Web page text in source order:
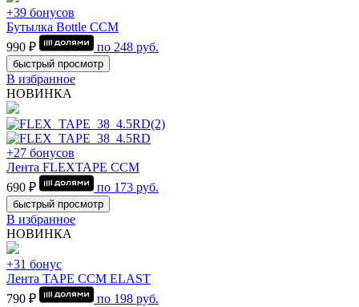
+39 бонусов
Бутылка Bottle CCM
990 ₽
по 248 руб.
быстрый просмотр
В избранное
НОВИНКА
+27 бонусов
Лента FLEXTAPE CCM
690 ₽
по 173 руб.
быстрый просмотр
В избранное
НОВИНКА
+31 бонус
Лента TAPE CCM ELAST
790 ₽
по 198 руб.